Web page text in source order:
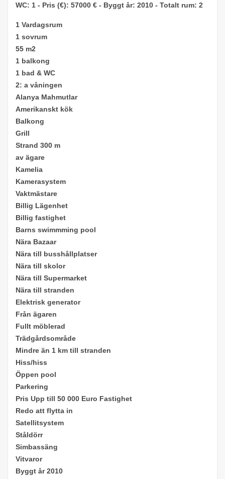
WC: 1 - Pris (€): 57000 € - Byggt år: 2010 - Totalt rum: 2
1 Vardagsrum
1 sovrum
55 m2
1 balkong
1 bad & WC
2: a våningen
Alanya Mahmutlar
Amerikanskt kök
Balkong
Grill
Strand 300 m
av ägare
Kamelia
Kamerasystem
Vaktmästare
Billig Lägenhet
Billig fastighet
Barns swimmming pool
Nära Bazaar
Nära till busshållplatser
Nära till skolor
Nära till Supermarket
Nära till stranden
Elektrisk generator
Från ägaren
Fullt möblerad
Trädgårdsområde
Mindre än 1 km till stranden
Hiss/hiss
Öppen pool
Parkering
Pris Upp till 50 000 Euro Fastighet
Redo att flytta in
Satellitsystem
Ståldörr
Simbassäng
Vitvaror
Byggt år 2010